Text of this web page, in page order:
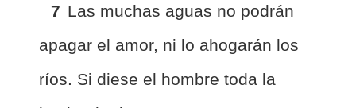
7 Las muchas aguas no podrán
apagar el amor, ni lo ahogarán los
ríos. Si diese el hombre toda la